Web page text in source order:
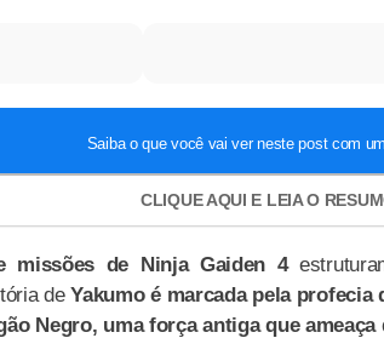
missões de Ninja Gaiden 4
deYakumo é marcada pela profecia
Negro, uma força antiga que